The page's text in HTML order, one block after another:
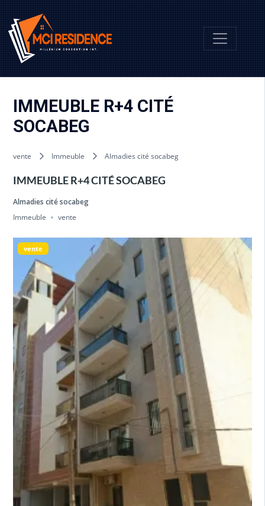
IMMEUBLE R+4 CITÉ
SOCABEG
vente Immeuble Almadies cité socabeg
IMMEUBLE R+4 CITÉ SOCABEG
Almadies cité socabeg
Immeuble
vente
vente